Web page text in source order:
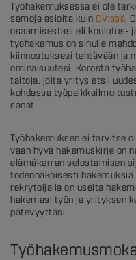
Työhakemuksessa ei ole
samoja asioita kuin CV:ssä.
osaamisestasi eli koulutus-
työhakemus on sinulle
kiinnostuksesi tehtävään ja
ominaisuutesi. Korosta
taitoja, joita yritys etsii
kohdassa
sanat.
Työhakemuksen ei tarvitse
vaan hyvä hakemuskirje on
elämäkerran selostamisen
todennäköisesti
rekrytoijalla on useita
hakemasi työn ja yrityksen
pätevyyttäsi.